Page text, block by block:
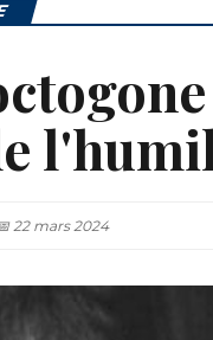
22 mars 2024